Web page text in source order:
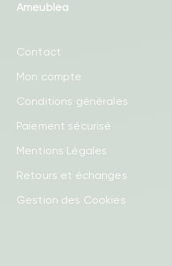
Ameublea
Contact
Mon compte
Conditions générales
Paiement sécurisé
Mentions Légales
Retours et échanges
Gestion des Cookies